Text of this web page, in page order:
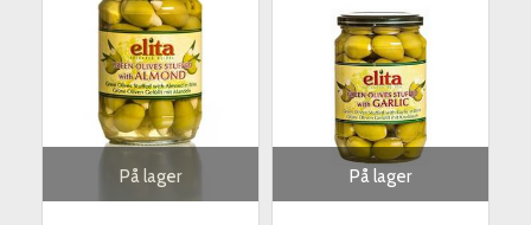
På lager På lager